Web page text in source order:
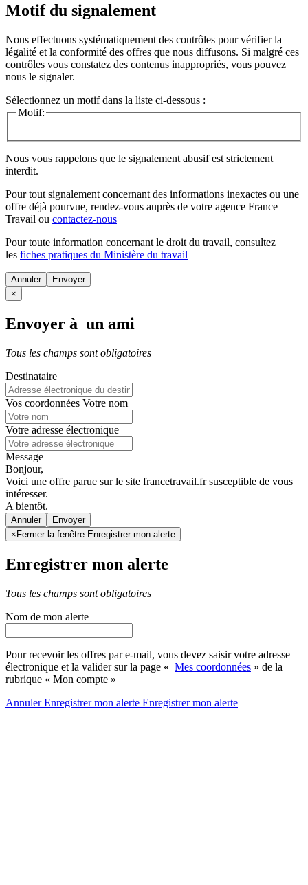
Motif du signalement
Nous effectuons systématiquement des contrôles pour vérifier la
légalité et la conformité des offres que nous diffusons. Si malgré ces
contrôles vous constatez des contenus inappropriés, vous pouvez
nous le signaler.
Sélectionnez un motif dans la liste ci-dessous :
Motif:
Nous vous rappelons que le signalement abusif est strictement
interdit.
Pour tout signalement concernant des informations inexactes ou une
offre déjà pourvue, rendez-vous auprès de votre agence France
Travail ou contactez-nous
Pour toute information concernant le droit du travail, consultez
les fiches pratiques du Ministère du travail
Annuler
×
Envoyer à un ami
Tous les champs sont obligatoires
Destinataire
Vos coordonnées Votre nom
Votre adresse électronique
Message
Bonjour,
Voici une offre parue sur le site francetravail.fr susceptible de vous
intéresser.
A bientôt.
Annuler
× Fermer la fenêtre Enregistrer mon alerte
Enregistrer mon alerte
Tous les champs sont obligatoires
Nom de mon alerte
Pour recevoir les offres par e-mail, vous devez saisir votre adresse
électronique et la valider sur la page « Mes coordonnées » de la
rubrique « Mon compte »
AnnulerEnregistrer mon alerte Enregistrermon alerte